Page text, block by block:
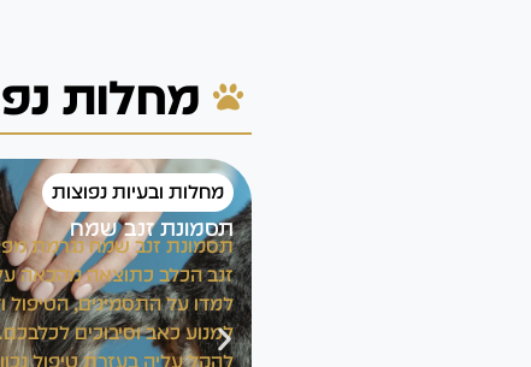
מחלות
מחלות ובעיות נפוצות
תסמונת זנב שמח
תסמונת זנב שמח נגרמת
זנב הכלב כתוצאה מהכאה
למדו על התסמינים, הטיפול
למנוע כאב וסיבוכים
להקל עליה בעזרת טיפול